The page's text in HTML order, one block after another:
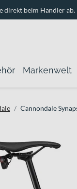
direkt beim Händler ab.
Markenwelt
Cannondale